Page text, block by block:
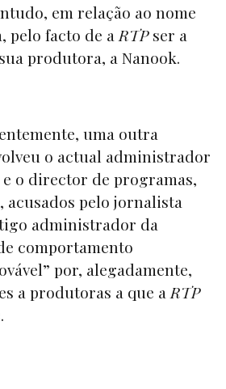
em relação ao nome
pelo facto de a RTPser a
produtora, a Nanook.
uma outra
o actual administrador
o director de programas,
acusados pelo jornalista
administrador da
comportamento
por, alegadamente,
a produtoras a que a RTP